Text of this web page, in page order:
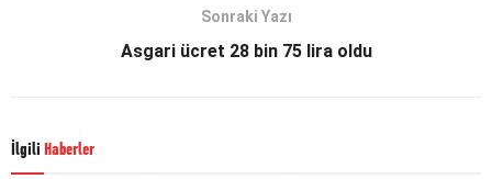
Sonraki Yazı
Asgari ücret 28 bin 75 lira oldu
İlgili Haberler